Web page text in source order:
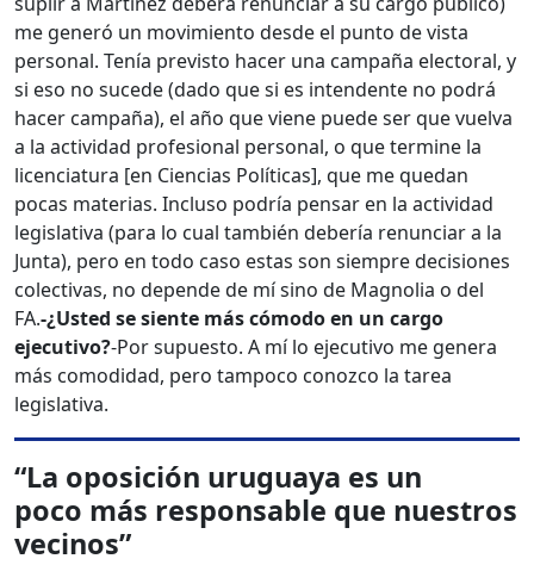
me generó un movimiento desde el punto de vista
personal. Tenía previsto hacer una campaña electoral, y
si eso no sucede (dado que si es intendente no podrá
hacer campaña), el año que viene puede ser que vuelva
a la actividad profesional personal, o que termine la
licenciatura [en Ciencias Políticas], que me quedan
pocas materias. Incluso podría pensar en la actividad
legislativa (para lo cual también debería renunciar a la
Junta), pero en todo caso estas son siempre decisiones
colectivas, no depende de mí sino de Magnolia o del
FA.-¿Usted se siente más cómodo en un cargo
ejecutivo?-Por supuesto. A mí lo ejecutivo me genera
más comodidad, pero tampoco conozco la tarea
legislativa.
“La oposición uruguaya es un
poco más responsable que nuestros
vecinos”